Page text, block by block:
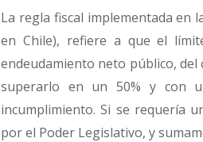
La regla fiscal implementada en
en Chile), refiere a que el
endeudamiento neto público, del
superarlo en un 50% y con
incumplimiento. Si se requería
por el Poder Legislativo, y